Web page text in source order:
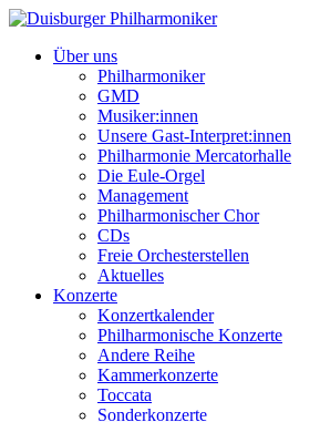
Über uns
Philharmoniker
GMD
Musiker:innen
Unsere Gast-Interpret:innen
Philharmonie Mercatorhalle
Die Eule-Orgel
Management
Philharmonischer Chor
CDs
Freie Orchesterstellen
Aktuelles
Konzerte
Konzertkalender
Philharmonische Konzerte
Andere Reihe
Kammerkonzerte
Toccata
Sonderkonzerte